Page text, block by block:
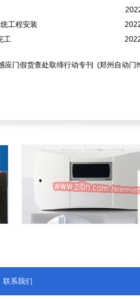
工程安装
工
应门假货查处取缔行动专刊 (郑州自动门
联系我们